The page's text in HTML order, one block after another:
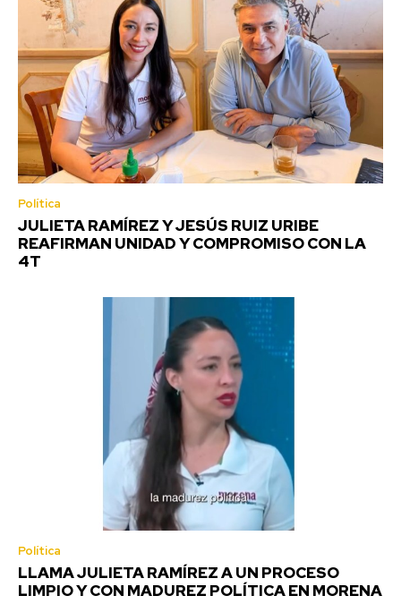
Política
JULIETA RAMÍREZ Y JESÚS RUIZ URIBE
REAFIRMAN UNIDAD Y COMPROMISO CON LA
4T
Política
LLAMA JULIETA RAMÍREZ A UN PROCESO
LIMPIO Y CON MADUREZ POLÍTICA EN MORENA